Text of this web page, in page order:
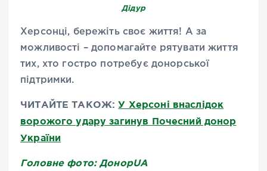
Дідур
Херсонці, бережіть своє життя! А за
можливості – допомагайте рятувати життя
тих, хто гостро потребує донорської
підтримки.
ЧИТАЙТЕ ТАКОЖ:У Херсоні внаслідок
ворожого удару загинув Почесний донор
України
Головне фото: ДонорUA